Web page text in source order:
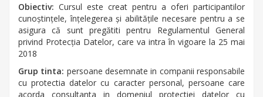
Obiectiv: Cursul este creat pentru a oferi participantilor
cunoștințele, înțelegerea și abilitățile necesare pentru a se
asigura că sunt pregătiti pentru Regulamentul General
privind Protecția Datelor, care va intra în vigoare la 25 mai
2018
Grup tinta: persoane desemnate in companii responsabile
cu protectia datelor cu caracter personal, persoane care
acorda consultanta in domeniul protectiei datelor cu